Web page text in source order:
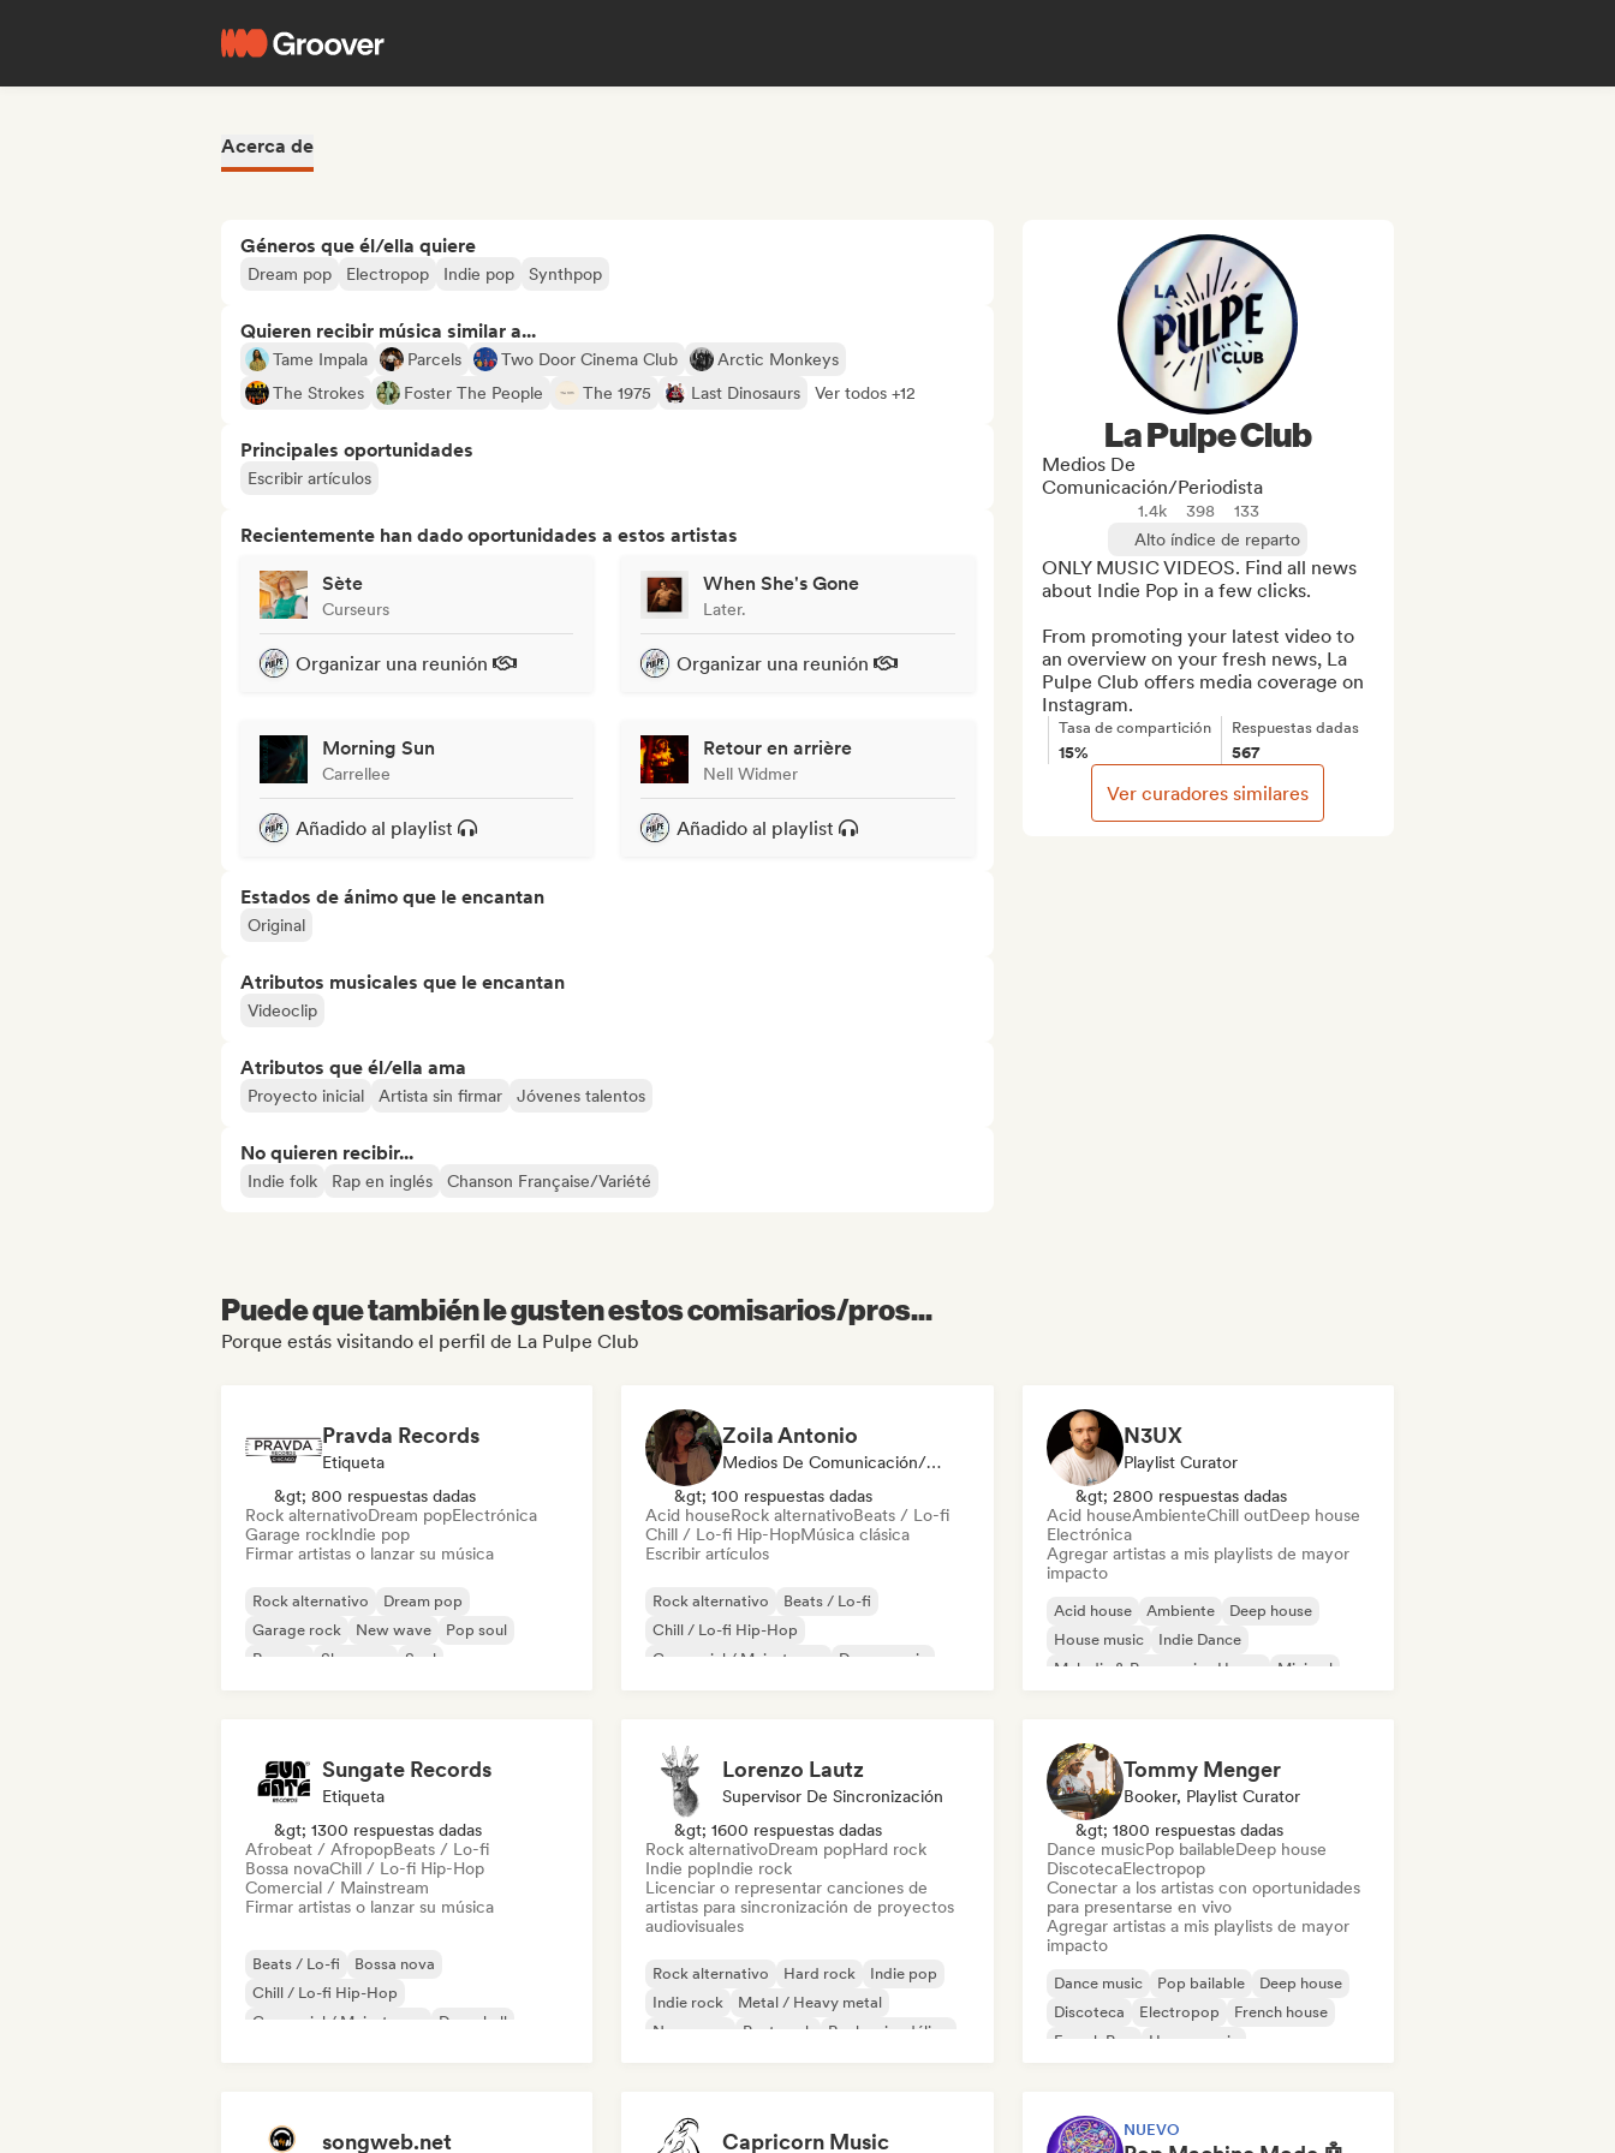
Acerca de
Géneros que él/ella quiere
Dream pop Electropop Indie pop Synthpop
Quieren recibir música similar a...
Tame Impala Parcels Two Door Cinema Club
Arctic Monkeys
The Strokes
Foster The People The 1975 Last Dinosaurs Ver todos +12
Principales oportunidades
Escribir artículos
Recientemente han dado oportunidades a estos artistas
Sète
Curseurs
Organizar una reunión
When She's Gone
Later.
Organizar una reunión
Morning Sun
Carrellee
Añadido al playlist
Retour en arrière
Nell Widmer
Añadido al playlist
Estados de ánimo que le encantan
Original
Atributos musicales que le encantan
Videoclip
Atributos que él/ella ama
Proyecto inicial Artista sin firmar Jóvenes talentos
No quieren recibir...
Indie folk Rap en inglés Chanson Française/Variété
La Pulpe Club
Medios De
Comunicación/Periodista
1.4k 398
133
Alto índice de reparto
ONLY MUSIC VIDEOS. Find all news
about Indie Pop in a few clicks.
From promoting your latest video to
an overview on your fresh news, La
Pulpe Club offers media coverage on
Instagram.
Tasa de compartición
15%
Respuestas dadas
567
Ver curadores similares
Puede que también le gusten estos comisarios/pros...
Porque estás visitando el perfil de La Pulpe Club
Pravda Records
Etiqueta
&gt; 800 respuestas dadas
Rock alternativoDream popElectrónica
Garage rockIndie pop
Firmar artistas o lanzar su música
Rock alternativo
Dream pop
Garage rock
New wave
Pop soul
Reggae
Shoegaze Soul
Zoila Antonio
Medios De Comunicación/Periodista
&gt; 100 respuestas dadas
Acid houseRock alternativoBeats / Lo-fi
Chill / Lo-fi Hip-HopMúsica clásica
Escribir artículos
Rock alternativo
Beats / Lo-fi
Chill / Lo-fi Hip-Hop
Comercial / Mainstream
Dance music
N3UX
Playlist Curator
&gt; 2800 respuestas dadas
Acid houseAmbienteChill outDeep house
Electrónica
Agregar artistas a mis playlists de mayor
impacto
Acid house Ambiente
Deep house
House music
Indie Dance
Melodic & Progressive House
Minimal
Sungate Records
Etiqueta
&gt; 1300 respuestas dadas
Afrobeat / AfropopBeats / Lo-fi
Bossa novaChill / Lo-fi Hip-Hop
Comercial / Mainstream
Firmar artistas o lanzar su música
Beats / Lo-fi
Bossa nova
Chill / Lo-fi Hip-Hop
Comercial / Mainstream
Dancehall
Lorenzo Lautz
Supervisor De Sincronización
&gt; 1600 respuestas dadas
Rock alternativoDream popHard rock
Indie popIndie rock
Licenciar o representar canciones de
artistas para sincronización de proyectos
audiovisuales
Rock alternativo Hard rock
Indie pop
Indie rock
Metal / Heavy metal
New wave
Post punk Rock psicodélico
Tommy Menger
Booker, Playlist Curator
&gt; 1800 respuestas dadas
Dance musicPop bailableDeep house
DiscotecaElectropop
Conectar a los artistas con oportunidades
para presentarse en vivo
Agregar artistas a mis playlists de mayor
impacto
Dance music Pop bailable
Deep house
Discoteca
Electropop
French house
French Pop
House music
songweb.net Capricorn Music NUEVO